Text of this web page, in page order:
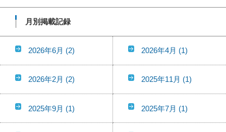
月別掲載記録
2026年6月 (2) 2026年4月 (1)
2026年2月 (2) 2025年11月 (1)
2025年9月 (1) 2025年7月 (1)